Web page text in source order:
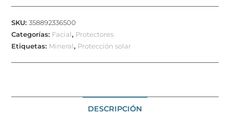
SKU:358892336500
Categorías: Facial, Protectores
Etiquetas: Mineral, Protección solar
DESCRIPCIÓN